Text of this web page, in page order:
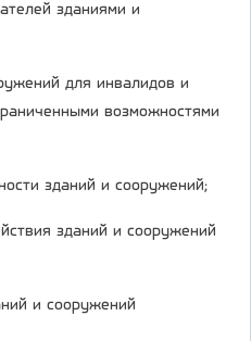
зданиями и
для инвалидов и
возможностями
зданий и сооружений;
зданий и сооружений
и сооружений